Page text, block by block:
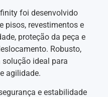
foi desenvolvido
pisos, revestimentos e
proteção da peça e
Robusto,
solução ideal para
agilidade.
e estabilidade